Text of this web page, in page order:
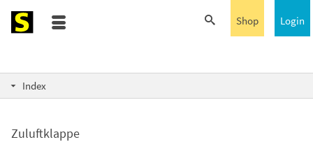
Login
Shop
Index
Zuluftklappe